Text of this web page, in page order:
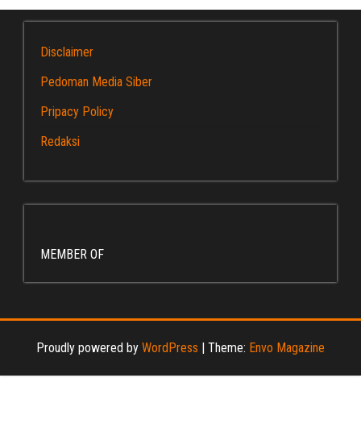
Disclaimer
Pedoman Media Siber
Pripacy Policy
Redaksi
MEMBER OF
Proudly powered by WordPress | Theme: Envo Magazine